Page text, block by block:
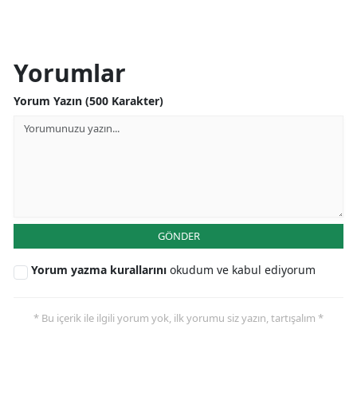
Yorumlar
Yorum Yazın (500 Karakter)
GÖNDER
Yorum yazma kurallarını okudum ve kabul ediyorum
* Bu içerik ile ilgili yorum yok, ilk yorumu siz yazın, tartışalım *